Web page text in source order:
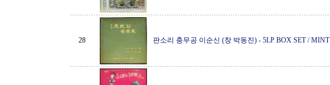
28 판소리 충무공 이순신 (창 박동진) - 5LP BOX SET / MINT